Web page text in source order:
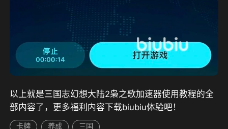
以上就是三国志幻想大陆2枭之歌加速器使用教程的全
部内容了，更多福利内容下载biubiu体验吧！
卡牌 养成 三国